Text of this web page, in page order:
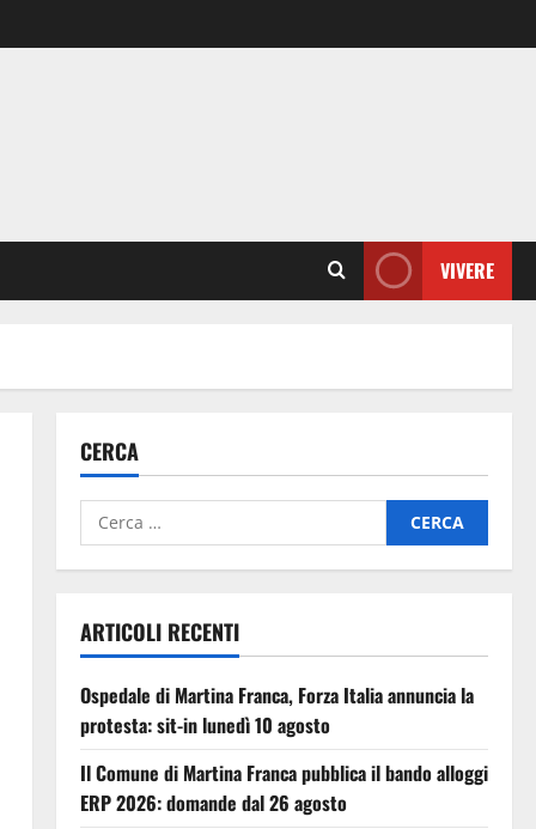
VIVERE
CERCA
ARTICOLI RECENTI
Ospedale di Martina Franca, Forza Italia annuncia la
protesta: sit-in lunedì 10 agosto
Il Comune di Martina Franca pubblica il bando alloggi
ERP 2026: domande dal 26 agosto